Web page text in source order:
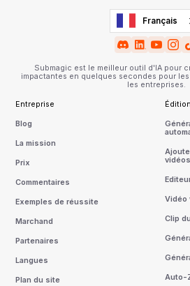
Français
Submagic est le meilleur outil d'IA pour
impactantes en quelques secondes pour
les entreprises.
Entreprise
Blog
La mission
Prix
Commentaires
Exemples de réussite
Marchand
Partenaires
Langues
Plan du site
Édition
vidéos
Vidéo
Clip
Auto-